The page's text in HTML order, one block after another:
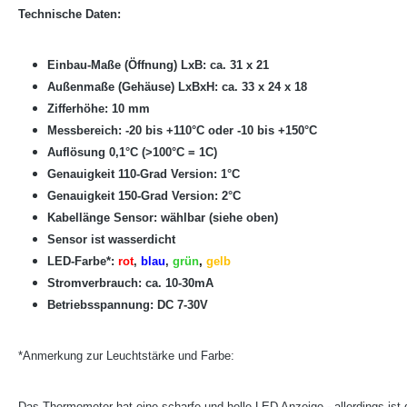
Technische Daten:
Einbau-Maße (Öffnung) LxB: ca. 31 x 21
Außenmaße (Gehäuse) LxBxH: ca. 33 x 24 x 18
Zifferhöhe: 10 mm
Messbereich: -20 bis +110°C oder -10 bis +150°C
Auflösung 0,1°C (>100°C = 1C)
Genauigkeit 110-Grad Version: 1°C
Genauigkeit 150-Grad Version: 2°C
Kabellänge Sensor: wählbar (siehe oben)
Sensor ist wasserdicht
LED-Farbe*: rot, blau, grün, gelb
Stromverbrauch: ca. 10-30mA
Betriebsspannung: DC 7-30V
*Anmerkung zur Leuchtstärke und Farbe: